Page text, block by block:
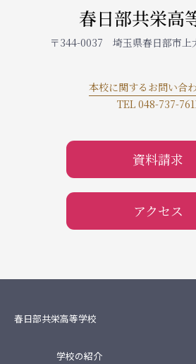
春日部共栄高
〒344-0037 埼玉県春日部市上
本校に関するお問い合
TEL 048-737-
資料請求
アクセス
春日部共栄高等学校
学校の紹介